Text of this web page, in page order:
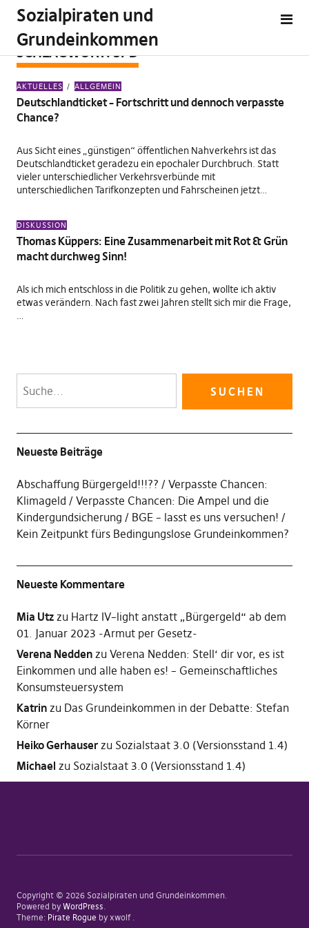
Sozialpiraten und
Grundeinkommen
SCHLAGWORT:SPD
AKTUELLES ALLGEMEIN
Deutschlandticket – Fortschritt und dennoch verpasste
Chance?
Aus Sicht eines „günstigen“ öffentlichen Nahverkehrs ist das
Deutschlandticket geradezu ein epochaler Durchbruch. Statt
vieler unterschiedlicher Verkehrsverbünde mit
unterschiedlichen Tarifkonzepten und Fahrscheinen jetzt…
DISKUSSION
Thomas Küppers: Eine Zusammenarbeit mit Rot & Grün
macht durchweg Sinn!
Als ich mich entschloss in die Politik zu gehen, wollte ich aktiv
etwas verändern. Nach fast zwei Jahren stellt sich mir die Frage,
…
Neueste Beiträge
Abschaffung Bürgergeld!!!??
Verpasste Chancen:
Klimageld
Verpasste Chancen: Die Ampel und die
Kindergundsicherung
BGE – lasst es uns versuchen!
Kein Zeitpunkt fürs Bedingungslose Grundeinkommen?
Neueste Kommentare
Mia Utzzu Hartz IV–light anstatt „Bürgergeld“ ab dem
01. Januar 2023 -Armut per Gesetz-
Verena Neddenzu Verena Nedden: Stell‘ dir vor, es ist
Einkommen und alle haben es! – Gemeinschaftliches
Konsumsteuersystem
Katrinzu Das Grundeinkommen in der Debatte: Stefan
Körner
Heiko Gerhauserzu Sozialstaat 3.0 (Versionsstand 1.4)
Michael zu Sozialstaat 3.0 (Versionsstand 1.4)
Copyright © 2026 Sozialpiraten und Grundeinkommen
Powered by WordPress
Theme: Pirate Rogue by xwolf